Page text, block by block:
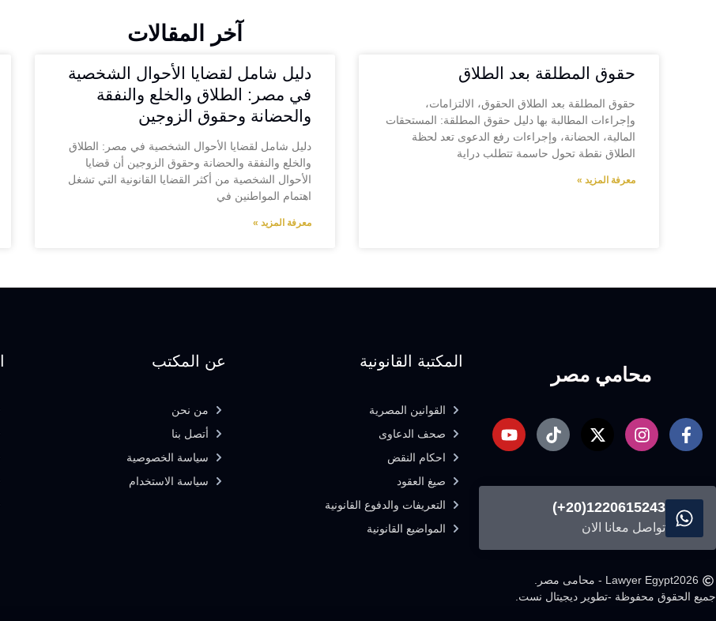
آخر المقالات
حقوق المطلقة بعد الطلاق
حقوق المطلقة بعد الطلاق الحقوق، الالتزامات،
وإجراءات المطالبة بها دليل حقوق المطلقة: المستحقات
المالية، الحضانة، وإجراءات رفع الدعوى تعد لحظة
الطلاق نقطة تحول حاسمة تتطلب دراية
معرفة المزيد »
دليل شامل لقضايا الأحوال الشخصية
في مصر: الطلاق والخلع والنفقة
والحضانة وحقوق الزوجين
دليل شامل لقضايا الأحوال الشخصية في مصر: الطلاق
والخلع والنفقة والحضانة وحقوق الزوجين أن قضايا
الأحوال الشخصية من أكثر القضايا القانونية التي تشغل
اهتمام المواطنين في
معرفة المزيد »
محامي مصر
1220615243(20+)
تواصل معانا الان
2026Lawyer Egypt - محامى مصر.
جميع الحقوق محفوظة -تطوير ديجيتال نست.
المكتبة القانونية
القوانين المصرية
صحف الدعاوى
احكام النقض
صيغ العقود
التعريفات والدفوع القانونية
المواضيع القانونية
عن المكتب
من نحن
أتصل بنا
سياسة الخصوصية
سياسة الاستخدام